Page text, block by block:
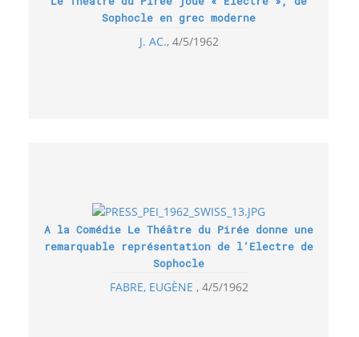
Sophocle en grec moderne
J. AC. 4/5/1962
A la Comédie Le Théâtre du Pirée donne une
remarquable représentation de l’Electre de
Sophocle
FABRE, EUGÈNE 4/5/1962